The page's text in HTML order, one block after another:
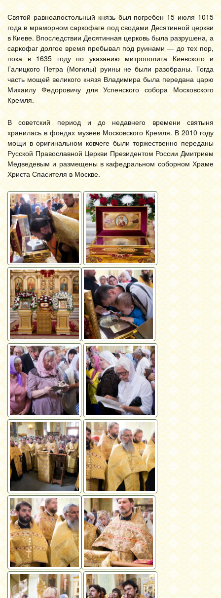
Святой равноапостольный князь был погребен 15 июля 1015
года в мраморном саркофаге под сводами Десятинной церкви
в Киеве. Впоследствии Десятинная церковь была разрушена, а
саркофаг долгое время пребывал под руинами — до тех пор,
пока в 1635 году по указанию митрополита Киевского и
Галицкого Петра (Могилы) руины не были разобраны. Тогда
часть мощей великого князя Владимира была передана царю
Михаилу Федоровичу для Успенского собора Московского
Кремля.
В советский период и до недавнего времени святыня
хранилась в фондах музеев Московского Кремля. В 2010 году
мощи в оригинальном ковчеге были торжественно переданы
Русской Православной Церкви Президентом России Дмитрием
Медведевым и размещены в кафедральном соборном Храме
Христа Спасителя в Москве.